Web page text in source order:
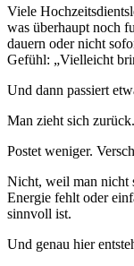
Viele
was überhaupt noch
dauern oder nicht
Gefühl: „Vielleicht
Und dann passiert
Man zieht sich zurück.
Postet weniger.
Nicht, weil man nicht
Energie fehlt oder
sinnvoll ist.
Und genau hier